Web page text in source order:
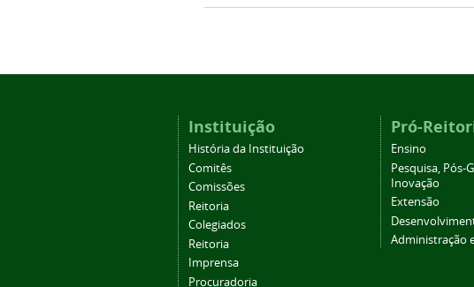
Instituição
História da Instituição
Comitês
Comissões
Reitoria
Colegiados
Reitoria
Imprensa
Procuradoria
Pró-
Ensino
Pesquisa, Pós-
Inovação
Extensão
Administração